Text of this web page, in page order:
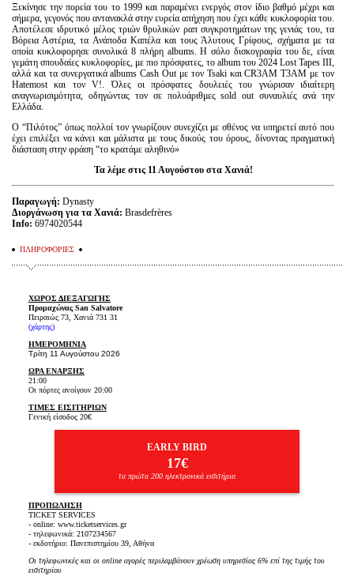
Ξεκίνησε την πορεία του το 1999 και παραμένει ενεργός στον ίδιο βαθμό μέχρι και
σήμερα, γεγονός που αντανακλά στην ευρεία απήχηση που έχει κάθε κυκλοφορία του.
Αποτέλεσε ιδρυτικό μέλος τριών θρυλικών ραπ συγκροτημάτων της γενιάς του, τα
Βόρεια Αστέρια, τα Ανάποδα Καπέλα και τους Άλυτους Γρίφους, σχήματα με τα
οποία κυκλοφορησε συνολικά 8 πλήρη albums. Η σόλο δισκογραφία του δε, είναι
γεμάτη σπουδαίες κυκλοφορίες, με πιο πρόσφατες, το album του 2024 Lost Tapes III,
αλλά και τα συνεργατικά albums Cash Out με τον Tsaki και CR3AM T3AM με τον
Hatemost και τον V!. Όλες οι πρόσφατες δουλειές του γνώρισαν ιδιαίτερη
αναγνωρισιμότητα, οδηγώντας τον σε πολυάριθμες sold out συναυλιές ανά την
Ελλάδα.
Ο “Πιλότος” όπως πολλοί τον γνωρίζουν συνεχίζει με σθένος να υπηρετεί αυτό που
έχει επιλέξει να κάνει και μάλιστα με τους δικούς του όρους, δίνοντας πραγματική
διάσταση στην φράση “το κρατάμε αληθινό»
Τα λέμε στις 11 Αυγούστου στα Χανιά!
Παραγωγή: Dynasty
Διοργάνωση για τα Χανιά: Brasdefrères
Info: 6974020544
ΠΛΗΡΟΦΟΡΙΕΣ
ΧΩΡΟΣ ΔΙΕΞΑΓΩΓΗΣ
Προμαχώνας San Salvatore
Πειραιώς 73, Χανιά 731 31
(χάρτης)
ΗΜΕΡΟΜΗΝΙΑ
Τρίτη 11 Αυγούστου 2026
ΩΡΑ ΕΝΑΡΞΗΣ
21:00
Οι πόρτες ανοίγουν 20:00
ΤΙΜΕΣ ΕΙΣΙΤΗΡΙΩΝ
Γενική είσοδος 20€
EARLY BIRD
17€
τα πρώτα 200 ηλεκτρονικά εισιτήρια
ΠΡΟΠΩΛΗΣΗ
TICKET SERVICES
- online: www.ticketservices.gr
- τηλεφωνικά: 2107234567
- εκδοτήριο: Πανεπιστημίου 39, Αθήνα
Οι τηλεφωνικές και οι online αγορές περιλαμβάνουν χρέωση υπηρεσίας 6% επί της τιμής του
εισιτηρίου